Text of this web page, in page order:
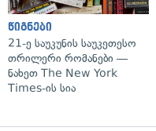
წიგნები
21-ე საუკუნის საუკეთესო
თრილერი რომანები —
ნახეთ The New York
Times-ის სია